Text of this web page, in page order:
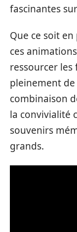
fascinantes
Que ce soit
ces
ressourcer
pleinement
combinaison
la convivialité
souvenirs
grands.